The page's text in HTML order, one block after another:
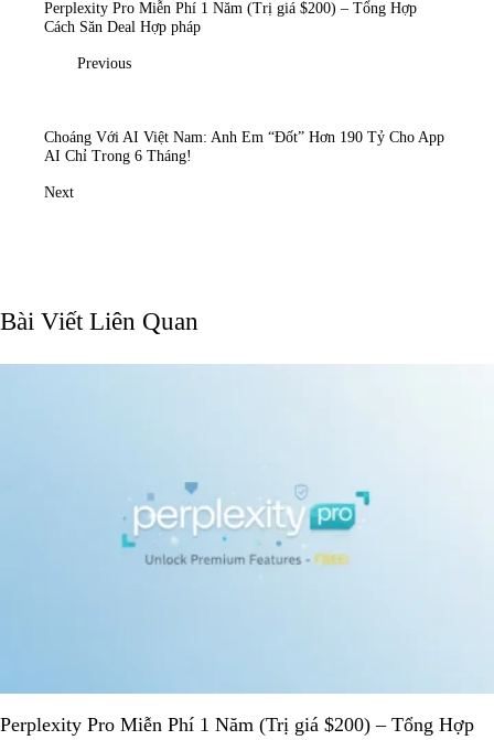
Perplexity Pro Miễn Phí 1 Năm (Trị giá $200) – Tổng Hợp
Cách Săn Deal Hợp pháp
Previous
Choáng Với AI Việt Nam: Anh Em “Đốt” Hơn 190 Tỷ Cho App
AI Chỉ Trong 6 Tháng!
Next
Bài Viết Liên Quan
Perplexity Pro Miễn Phí 1 Năm (Trị giá $200) – Tổng Hợp